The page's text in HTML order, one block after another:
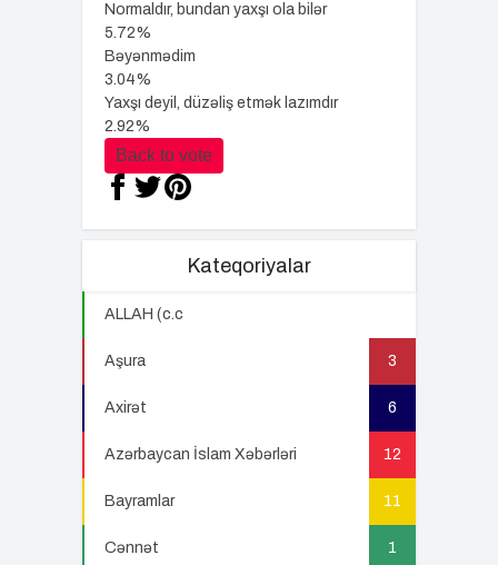
Normaldır, bundan yaxşı ola bilər
5.72%
Bəyənmədim
3.04%
Yaxşı deyil, düzəliş etmək lazımdır
2.92%
Back to vote
Kateqoriyalar
ALLAH (c.c
Aşura 3
Axirət 6
Azərbaycan İslam Xəbərləri 12
Bayramlar 11
Cənnət 1